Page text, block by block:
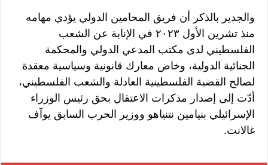
والجدير بالذكر أن فريق المحامين الدولي يؤدي مهامه
منذ تشرين الأول ٢٠٢٣ في الإنابة عن الشعب
الفلسطيني لدى مكتب المدعي الدولي والمحكمة
الجنائية الدولية، وخاض معارك قانونية وسياسية معقدة
لصالح القضية الفلسطينية العادلة والشعب الفلسطيني،
أدّت إلى إصدار مذكرات الاعتقال بحق رئيس الوزراء
الإسرائيلي بنيامين نتنياهو ووزير الحرب السابق يوآف
غالانت.